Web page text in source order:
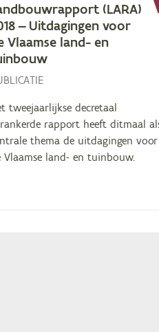
(LARA)
— Uit­da­gin­gen voor
Vlaam­se land- en
tweejaarlijkse decretaal
rapport heeft ditmaal
thema de uitdagingen voor
Vlaamse land- en tuinbouw.